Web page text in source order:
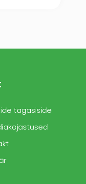
tagasiside